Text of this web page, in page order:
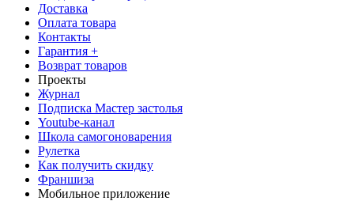
Доставка
Оплата товара
Контакты
Гарантия +
Возврат товаров
Проекты
Журнал
Подписка Мастер застолья
Youtube-канал
Школа самогоноварения
Рулетка
Как получить скидку
Франшиза
Мобильное приложение